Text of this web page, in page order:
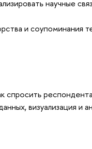
научные
и соупоминания
спросить
визуализация и